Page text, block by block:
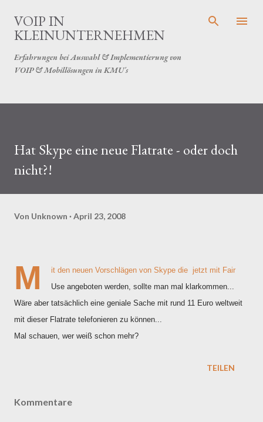
VOIP IN
KLEINUNTERNEHMEN
Erfahrungen bei Auswahl & Implementierung von
VOIP & Mobillösungen in KMU´s
Hat Skype eine neue Flatrate - oder doch
nicht?!
Von Unknown April 23, 2008
M
it den neuen Vorschlägen von Skype die jetzt mit Fair
Use angeboten werden, sollte man mal klarkommen...
Wäre aber tatsächlich eine geniale Sache mit rund 11 Euro weltweit
mit dieser Flatrate telefonieren zu können...
Mal schauen, wer weiß schon mehr?
TEILEN
Kommentare